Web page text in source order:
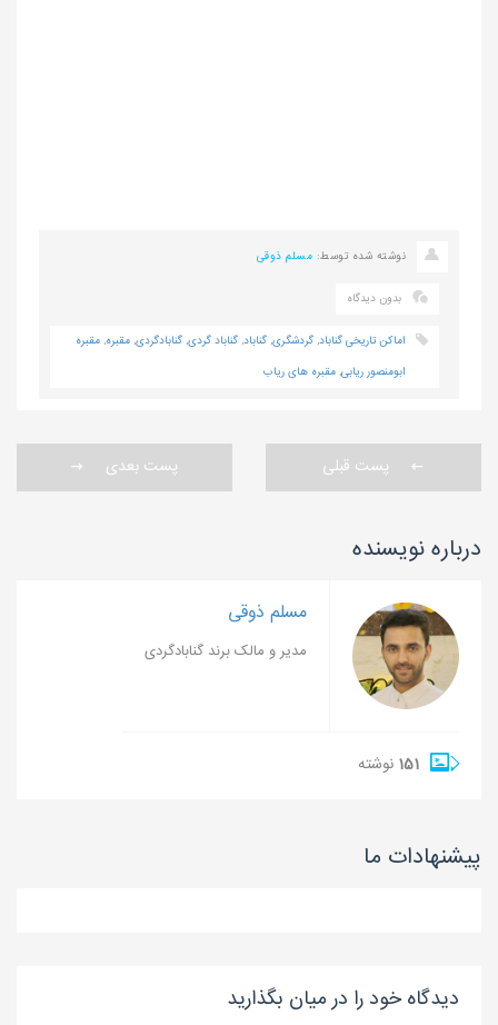
نوشته شده توسط: مسلم ذوقی
بدون دیدگاه
اماکن تاریخی گناباد, گردشگری, گناباد, گناباد گردی, گنابادگردی, مقبره, مقبره
ابومنصور ریابی, مقبره های ریاب
پست قبلی پست بعدی
درباره نویسنده
مسلم ذوقی
مدیر و مالک برند گنابادگردی
151 نوشته
پیشنهادات ما
دیدگاه خود را در میان بگذارید